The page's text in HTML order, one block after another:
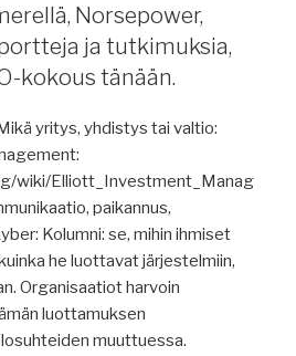
Norsepower,
ja tutkimuksia,
kokous tänään.
yritys, yhdistys tai valtio:
wiki/Elliott_Investment_Manag
paikannus,
Kolumni: se, mihin ihmiset
he luottavat järjestelmiin,
Organisaatiot harvoin
luottamuksen
muuttuessa.